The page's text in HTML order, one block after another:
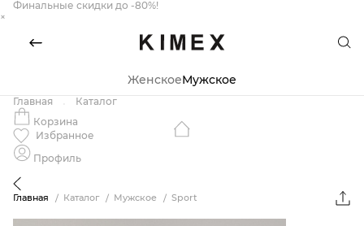
Финальные скидки до -80%!
×
ЖенскоеМужское
Главная
Каталог
Корзина
Избранное
Профиль
Главная Каталог Мужское Sport